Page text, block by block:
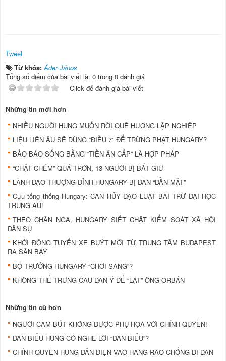
Tweet
Từ khóa:Áder János
Tổng số điểm của bài viết là: 0 trong 0 đánh giá
Click để đánh giá bài viết
Những tin mới hơn
NHIỀU NGƯỜI HUNG MUỐN RỜI QUÊ HƯƠNG LẬP NGHIỆP
LIỆU LIÊN ÂU SẼ DÙNG “ĐIỀU 7” ĐỂ TRỪNG PHẠT HUNGARY?
BẢO BÁO SỐNG BẰNG “TIỀN ĂN CẮP” LÀ HỢP PHÁP
“CHẶT CHÉM” QUÁ TRỚN, 13 NGƯỜI BỊ BẮT GIỮ
LÃNH ĐẠO THƯỢNG ĐỈNH HUNGARY BỊ DÂN “DẰN MẶT”
Cựu tổng thống Hungary: CẦN HỦY ĐẠO LUẬT BÀI TRỪ ĐẠI HỌC
TRUNG ÂU!
THEO CHÂN NGA, HUNGARY SIẾT CHẶT KIỂM SOÁT XÃ HỘI
DÂN SỰ
KHỞI ĐỘNG TUYẾN XE BUÝT MỚI TỪ TRUNG TÂM BUDAPEST
RA SÂN BAY
BỘ TRƯỞNG HUNGARY “CHƠI SANG”?
KHÔNG THỂ TRƯNG CẦU DÂN Ý ĐỂ “LẬT” ÔNG ORBÁN
Những tin cũ hơn
NGƯỜI CẦM BÚT KHÔNG ĐƯỢC PHỤ HỌA VỚI CHÍNH QUYỀN!
DÂN BIỂU HUNG CÓ NGHE LỜI “DÂN BIỂU”?
CHÍNH QUYỀN HUNG DẪN ĐIỆN VÀO HÀNG RÀO CHỐNG DI DÂN